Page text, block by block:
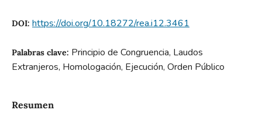
DOI: https://doi.org/10.18272/rea.i12.3461
Palabras clave: Principio de Congruencia, Laudos
Extranjeros, Homologación, Ejecución, Orden Público
Resumen